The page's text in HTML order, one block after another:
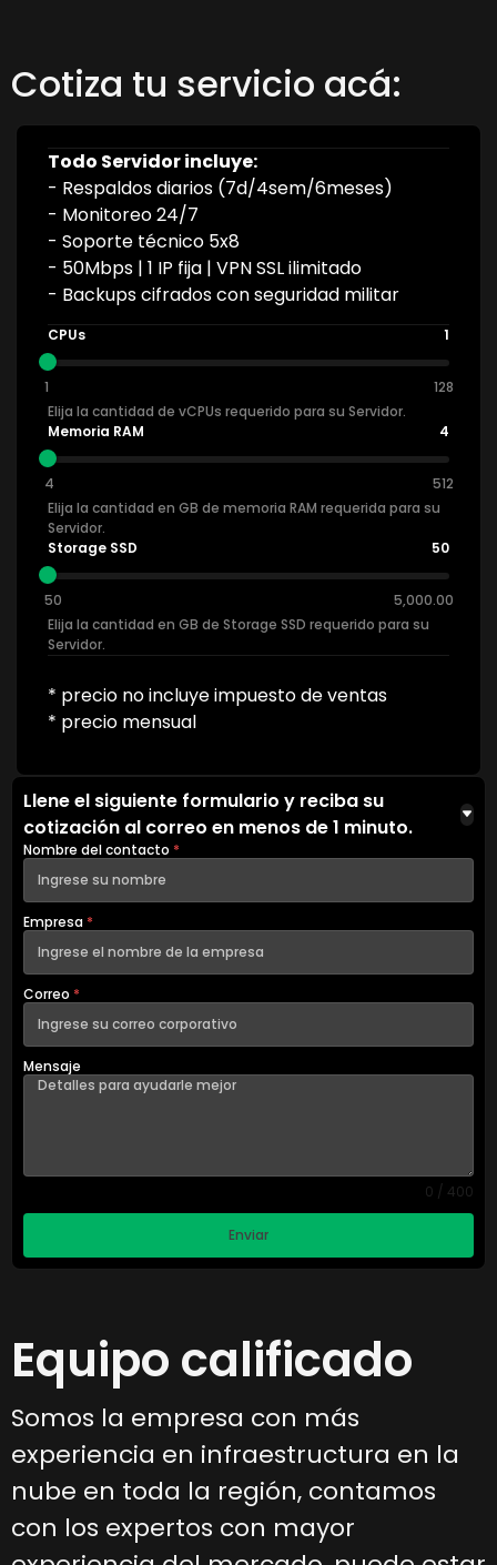
Cotiza tu servicio acá:
Todo Servidor incluye:
- Respaldos diarios (7d/4sem/6meses)
- Monitoreo 24/7
- Soporte técnico 5x8
- 50Mbps | 1 IP fija | VPN SSL ilimitado
- Backups cifrados con seguridad militar
CPUs 1
1
128
Elija la cantidad de vCPUs requerido para su Servidor.
Memoria RAM
4
4
512
Elija la cantidad en GB de memoria RAM requerida para su
Servidor.
Storage SSD
50
50
5,000.00
Elija la cantidad en GB de Storage SSD requerido para su
Servidor.
* precio no incluye impuesto de ventas
* precio mensual
Llene el siguiente formulario y reciba su
cotización al correo en menos de 1 minuto.
Nombre del contacto *
Empresa *
Correo *
Mensaje
0 / 400
Enviar
Equipo calificado
Somos la empresa con más
experiencia en infraestructura en la
nube en toda la región, contamos
con los expertos con mayor